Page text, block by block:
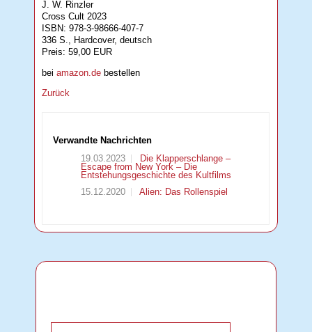
J. W. Rinzler
Cross Cult 2023
ISBN: 978-3-98666-407-7
336 S., Hardcover, deutsch
Preis: 59,00 EUR
beiamazon.de bestellen
Zurück
Verwandte Nachrichten
19.03.2023
Die Klapperschlange –
Escape from New York – Die
Entstehungsgeschichte des Kultfilms
15.12.2020
Alien: Das Rollenspiel